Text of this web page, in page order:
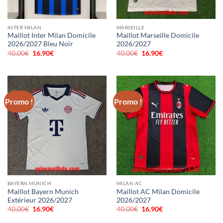
INTER MILAN
Maillot Inter Milan Domicile
2026/2027 Bleu Noir
40.00€ Le
40.00€.
16.90€Le
16.90€.
MARSEILLE
Maillot Marseille Domicile
2026/2027
40.00€ Le
40.00€.
16.90€Le
16.90€.
Promo !
BAYERN MUNICH
Maillot Bayern Munich
Extérieur 2026/2027
40.00€ Le
16.90€Le
Promo !
MILAN AC
Maillot AC Milan Domicile
2026/2027
40.00€ Le
16.90€Le